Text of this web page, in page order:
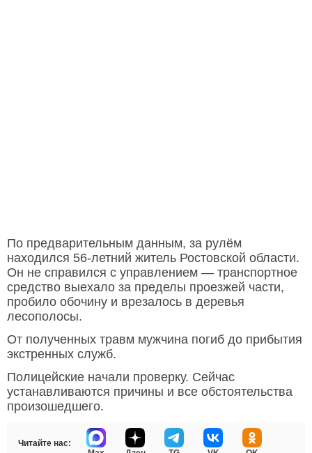
По предварительным данным, за рулём
находился 56-летний житель Ростовской области.
Он не справился с управлением — транспортное
средство выехало за пределы проезжей части,
пробило обочину и врезалось в деревья
лесополосы.
От полученных травм мужчина погиб до прибытия
экстренных служб.
Полицейские начали проверку. Сейчас
устанавливаются причины и все обстоятельства
произошедшего.
Читайте нас: